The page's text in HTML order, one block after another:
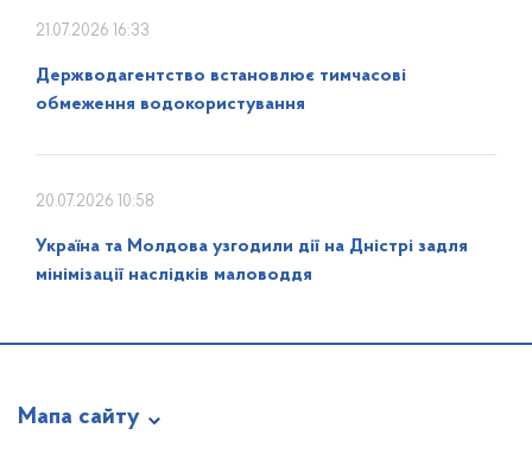
21.07.2026 16:33
Держводагентство встановлює тимчасові
обмеження водокористування
20.07.2026 10:58
Україна та Молдова узгодили дії на Дністрі задля
мінімізації наслідків маловоддя
Мапа сайту